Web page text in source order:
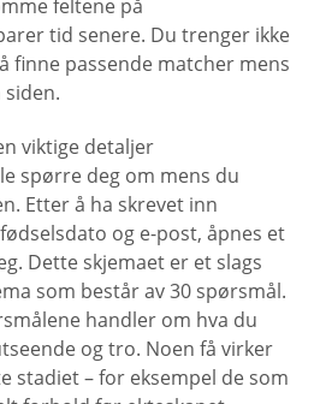
feltene på
tid senere. Du trenger ikke
finne passende matcher mens
viktige detaljer
spørre deg om mens du
Etter å ha skrevet inn
og e-post, åpnes et
Dette skjemaet er et slags
som består av 30 spørsmål.
handler om hva du
og tro. Noen få virker
stadiet – for eksempel de som